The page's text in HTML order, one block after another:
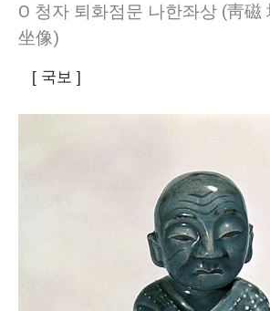
Ο 청자 퇴화점문 나한좌상 (靑磁
坐像)
[ 국보 ]